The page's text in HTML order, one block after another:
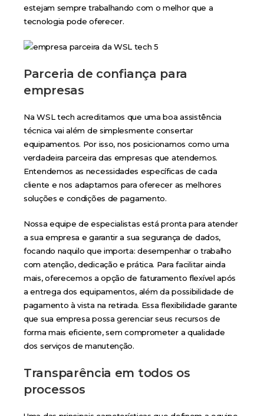
estejam sempre trabalhando com o melhor que a
tecnologia pode oferecer.
Parceria de confiança para
empresas
Na WSL tech acreditamos que uma boa assistência
técnica vai além de simplesmente consertar
equipamentos. Por isso, nos posicionamos como uma
verdadeira parceira das empresas que atendemos.
Entendemos as necessidades específicas de cada
cliente e nos adaptamos para oferecer as melhores
soluções e condições de pagamento.
Nossa equipe de especialistas está pronta para atender
a sua empresa e garantir a sua segurança de dados,
focando naquilo que importa: desempenhar o trabalho
com atenção, dedicação e prática. Para facilitar ainda
mais, oferecemos a opção de faturamento flexível após
a entrega dos equipamentos, além da possibilidade de
pagamento à vista na retirada. Essa flexibilidade garante
que sua empresa possa gerenciar seus recursos de
forma mais eficiente, sem comprometer a qualidade
dos serviços de manutenção.
Transparência em todos os
processos